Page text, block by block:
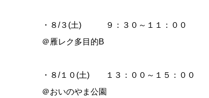
・８/３(土) ９：３０～１１：００
＠雁レク多目的B
・８/１０(土) １３：００～１５：００
＠おいのやま公園